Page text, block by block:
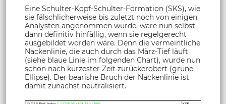
Eine Schulter-Kopf-Schulter-Formation (SKS), wie
sie fälschlicherweise bis zuletzt noch von einigen
Analysten angenommen wurde, wäre nun selbst
dann definitiv hinfällig, wenn sie regelgerecht
ausgebildet worden wäre. Denn die vermeintliche
Nackenlinie, die auch durch das März-Tief läuft
(siehe blaue Linie im folgenden Chart), wurde nun
schon nach kürzester Zeit zurückerobert (grüne
Ellipse). Der bearishe Bruch der Nackenlinie ist
damit zunächst neutralisiert.